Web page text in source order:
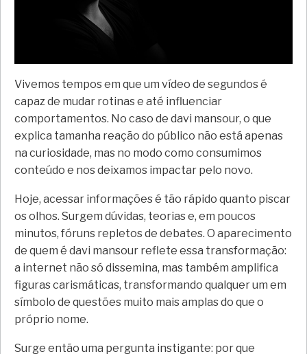
Vivemos tempos em que um vídeo de segundos é
capaz de mudar rotinas e até influenciar
comportamentos. No caso de davi mansour, o que
explica tamanha reação do público não está apenas
na curiosidade, mas no modo como consumimos
conteúdo e nos deixamos impactar pelo novo.
Hoje, acessar informações é tão rápido quanto piscar
os olhos. Surgem dúvidas, teorias e, em poucos
minutos, fóruns repletos de debates. O aparecimento
de quem é davi mansour reflete essa transformação:
a internet não só dissemina, mas também amplifica
figuras carismáticas, transformando qualquer um em
símbolo de questões muito mais amplas do que o
próprio nome.
Surge então uma pergunta instigante: por que